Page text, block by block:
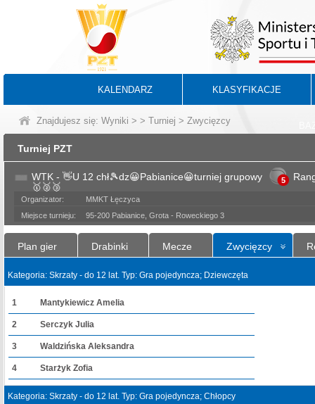
KALENDARZ KLASYFIKACJE
Znajdujesz się: Wyniki > > Turniej > Zwycięzcy
Turniej PZT
WTK - 👋U 12 chł🎾dz😀Pabianice😀turniej grupowy
🥇🥈🥉
5
Organizator:
MMKT Łęczyca
Miejsce turnieju:
95-200 Pabianice, Grota - Roweckiego 3
Plan gier Drabinki Mecze Zwycięzcy
Kategoria: Skrzaty - do 12 lat. Typ: Gra pojedyncza; Dziewczęta
1 Mantykiewicz Amelia
2 Serczyk Julia
3 Waldzińska Aleksandra
4 Starżyk Zofia
Kategoria: Skrzaty - do 12 lat. Typ: Gra pojedyncza; Chłopcy